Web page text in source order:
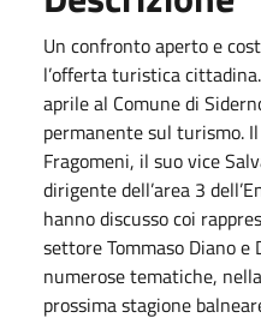
Un confronto aperto e
l’offerta turistica
aprile al Comune di
permanente sul turismo.
Fragomeni, il suo vice
dirigente dell’area 3
hanno discusso coi
settore Tommaso Diano e
numerose tematiche,
prossima stagione